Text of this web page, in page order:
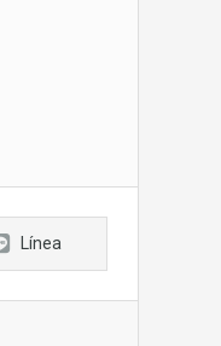
Línea